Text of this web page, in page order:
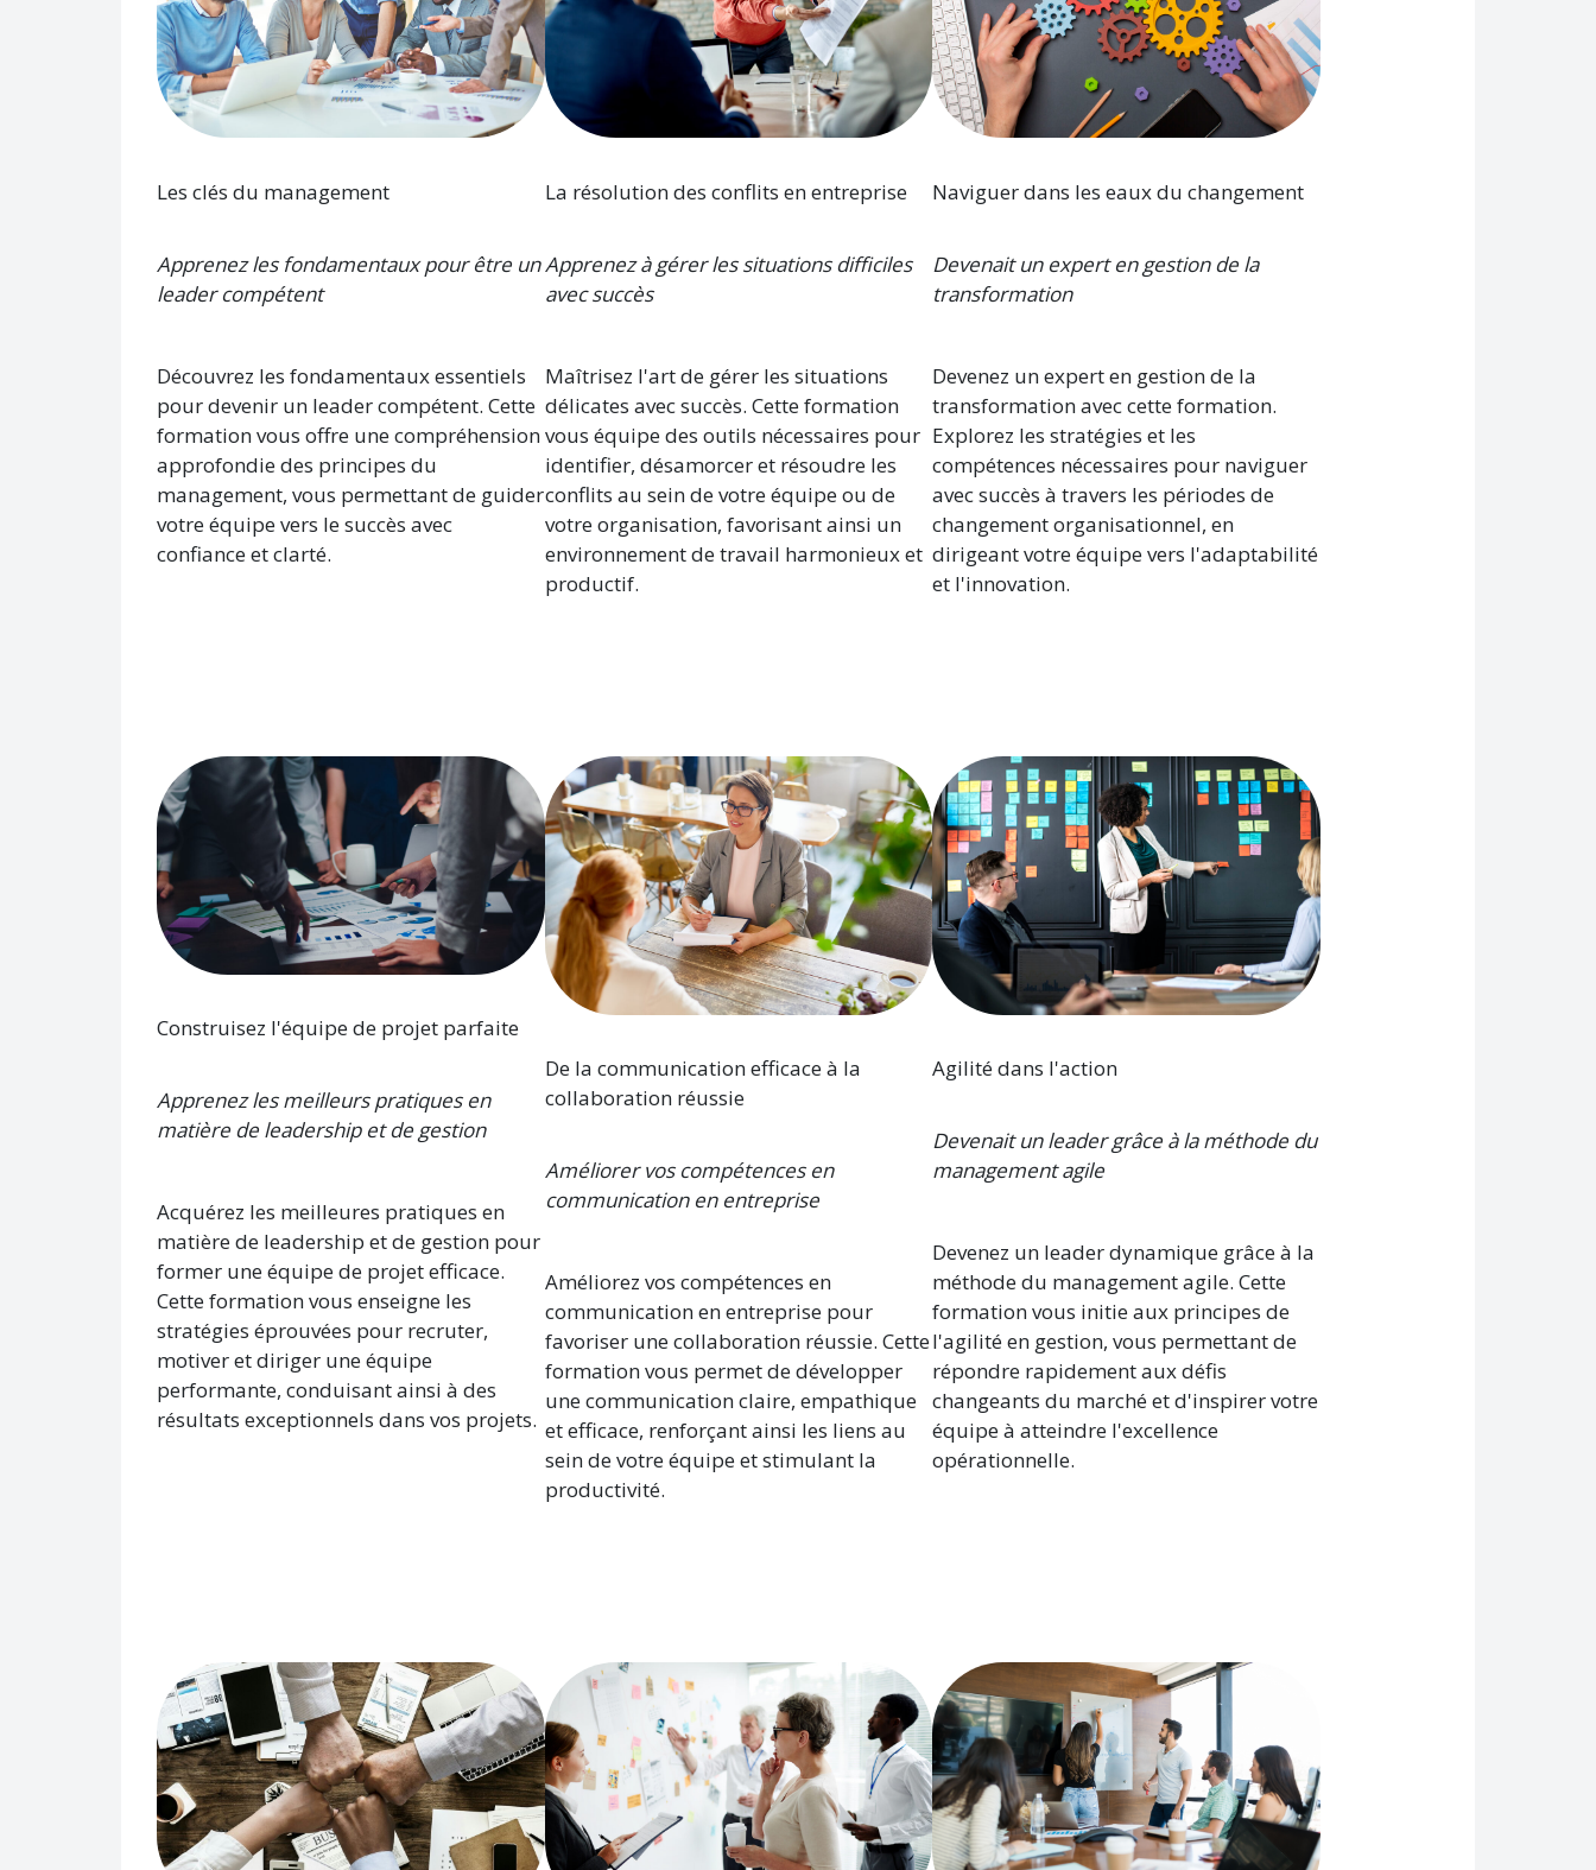
Les clés du management
Apprenez les fondamentaux pour être un
leader compétent
Découvrez les fondamentaux essentiels
pour devenir un leader compétent. Cette
formation vous offre une compréhension
approfondie des principes du
management, vous permettant de guider
votre équipe vers le succès avec
confiance et clarté.
La résolution des conflits en entreprise
Apprenez à gérer les situations difficiles
avec succès
Maîtrisez l'art de gérer les situations
délicates avec succès. Cette formation
vous équipe des outils nécessaires pour
identifier, désamorcer et résoudre les
conflits au sein de votre équipe ou de
votre organisation, favorisant ainsi un
environnement de travail harmonieux et
productif.
Naviguer dans les eaux du changement
Devenait un expert en gestion de la
transformation
Devenez un expert en gestion de la
transformation avec cette formation.
Explorez les stratégies et les
compétences nécessaires pour naviguer
avec succès à travers les périodes de
changement organisationnel, en
dirigeant votre équipe vers l'adaptabilité
et l'innovation.
Construisez l'équipe de projet parfaite
Apprenez les meilleurs pratiques en
matière de leadership et de gestion
Acquérez les meilleures pratiques en
matière de leadership et de gestion pour
former une équipe de projet efficace.
Cette formation vous enseigne les
stratégies éprouvées pour recruter,
motiver et diriger une équipe
performante, conduisant ainsi à des
résultats exceptionnels dans vos projets.
De la communication efficace à la
collaboration réussie
Améliorer vos compétences en
communication en entreprise
Améliorez vos compétences en
communication en entreprise pour
favoriser une collaboration réussie. Cette
formation vous permet de développer
une communication claire, empathique
et efficace, renforçant ainsi les liens au
sein de votre équipe et stimulant la
productivité.
Agilité dans l'action
Devenait un leader grâce à la méthode du
management agile
Devenez un leader dynamique grâce à la
méthode du management agile. Cette
formation vous initie aux principes de
l'agilité en gestion, vous permettant de
répondre rapidement aux défis
changeants du marché et d'inspirer votre
équipe à atteindre l'excellence
opérationnelle.